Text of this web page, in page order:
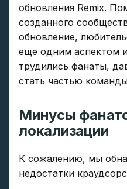
обновления Remix.
созданного
обновление,
еще одним аспектом
трудились фанаты,
стать частью
Минусы
локализации
К сожалению, мы
недостатки